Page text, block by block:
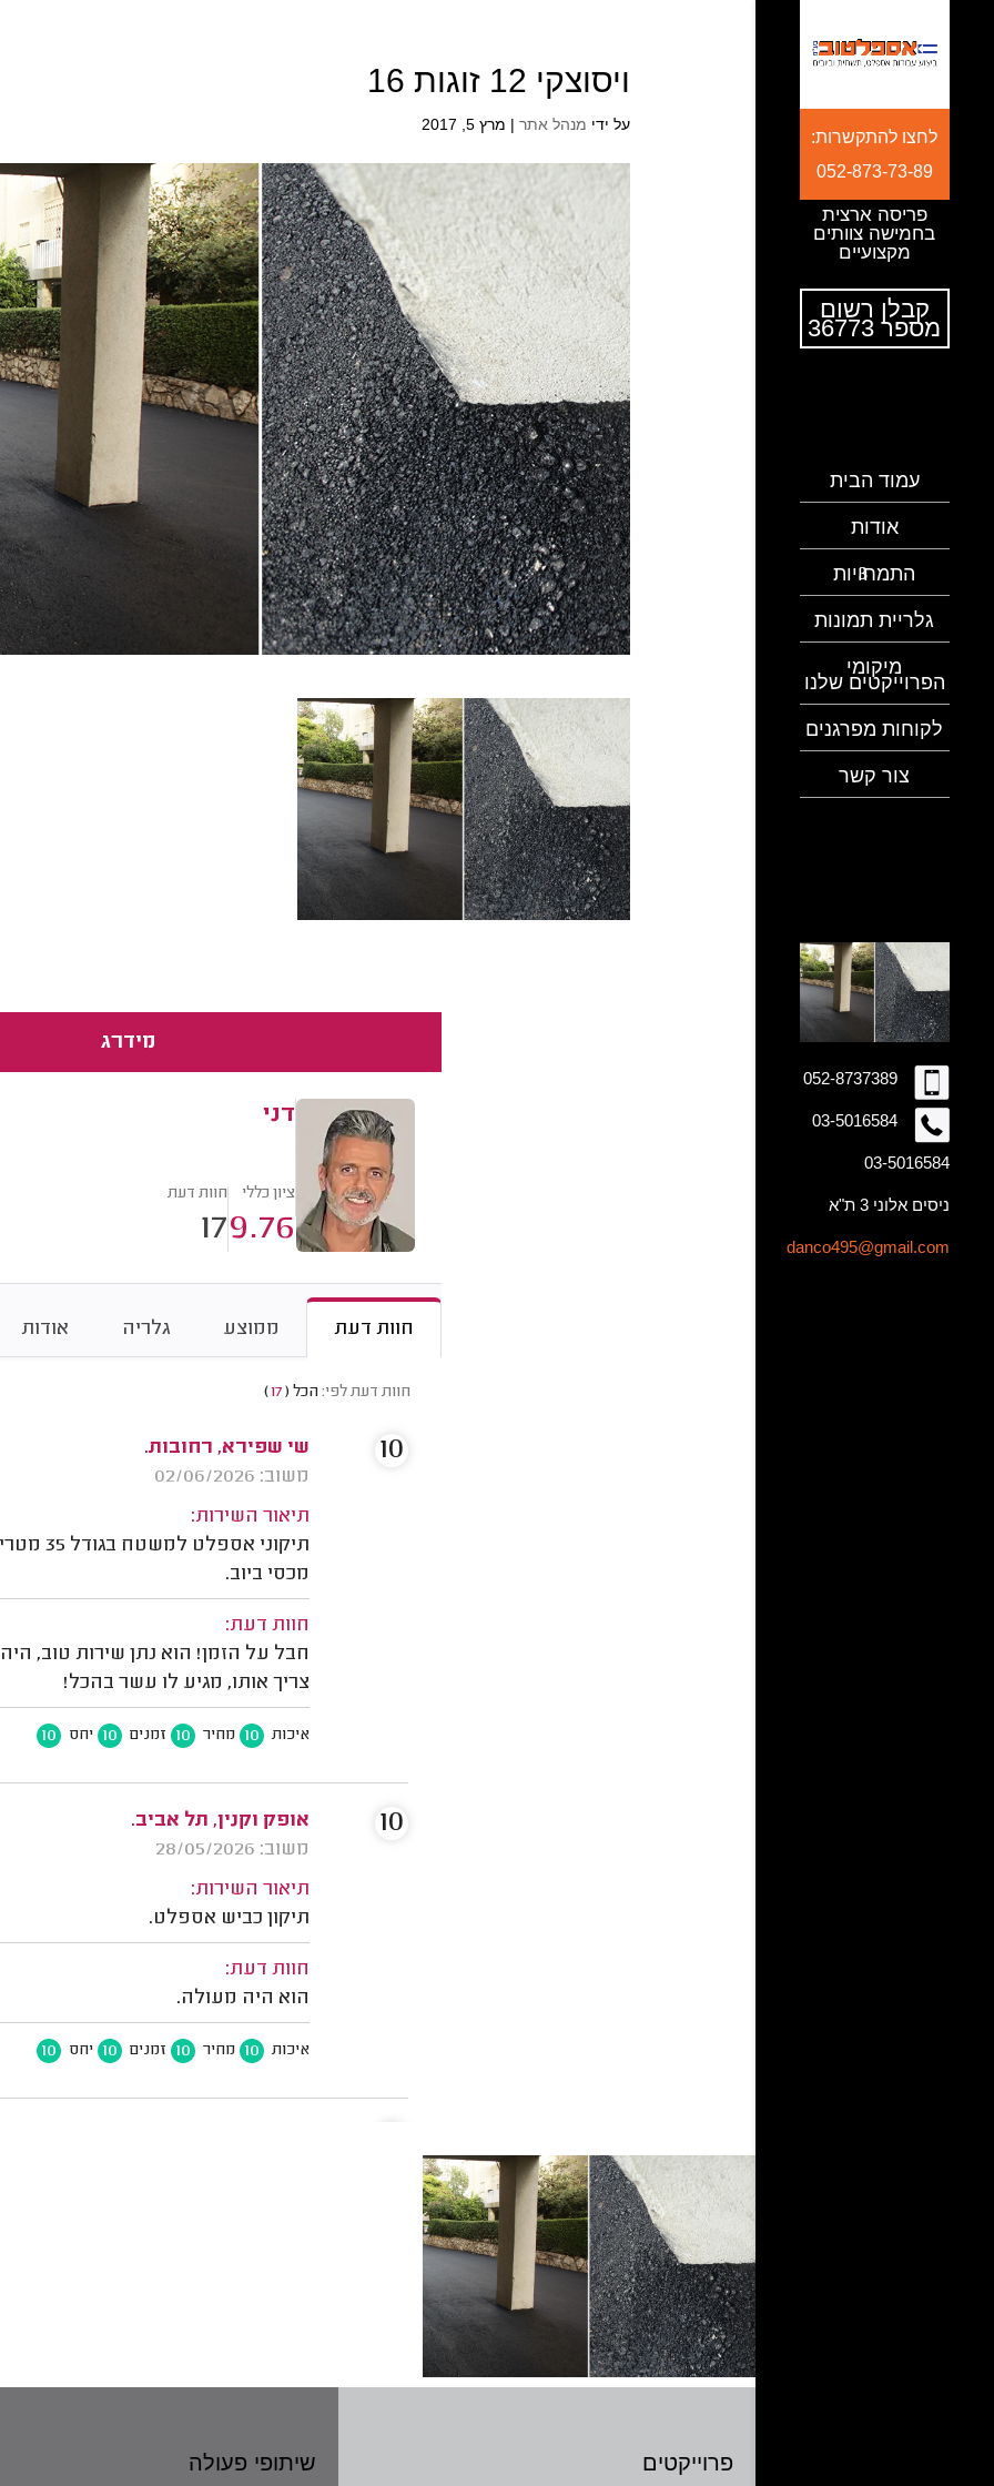
לחצו להתקשרות:
052-873-73-89
פריסה ארצית
בחמישה צוותים
מקצועיים
קבלן רשום
מספר 36773
עמוד הבית
אודות
התמחויות
גלריית תמונות
מיקומי
הפרוייקטים שלנו
לקוחות מפרגנים
צור קשר
052-8737389
03-5016584
03-5016584
ניסים אלוני 3 ת"א
danco495@gmail.com
ויסוצקי 12 זוגות 16
על ידי מנהל אתר| מרץ 5, 2017
שיתופי פעולה פרוייקטים